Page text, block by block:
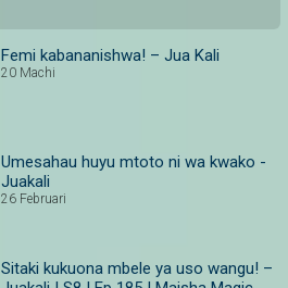
Femi kabananishwa! – Jua Kali
20 Machi
Umesahau huyu mtoto ni wa kwako -
Juakali
26 Februari
Sitaki kukuona mbele ya uso wangu! –